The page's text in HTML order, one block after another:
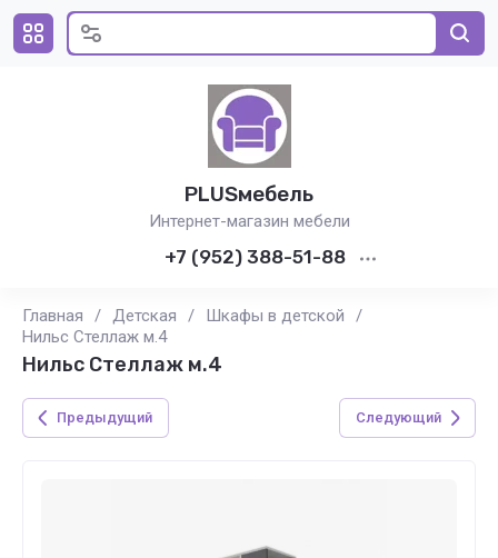
PLUSмебель
Интернет-магазин мебели
+7 (952) 388-51-88
Главная / Детская / Шкафы в детской
/
Нильс Стеллаж м.4
Нильс Стеллаж м.4
Предыдущий Следующий